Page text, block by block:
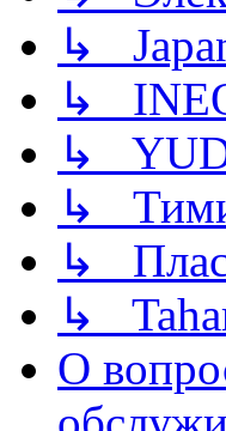
↳
↳
↳
↳
↳
↳
О